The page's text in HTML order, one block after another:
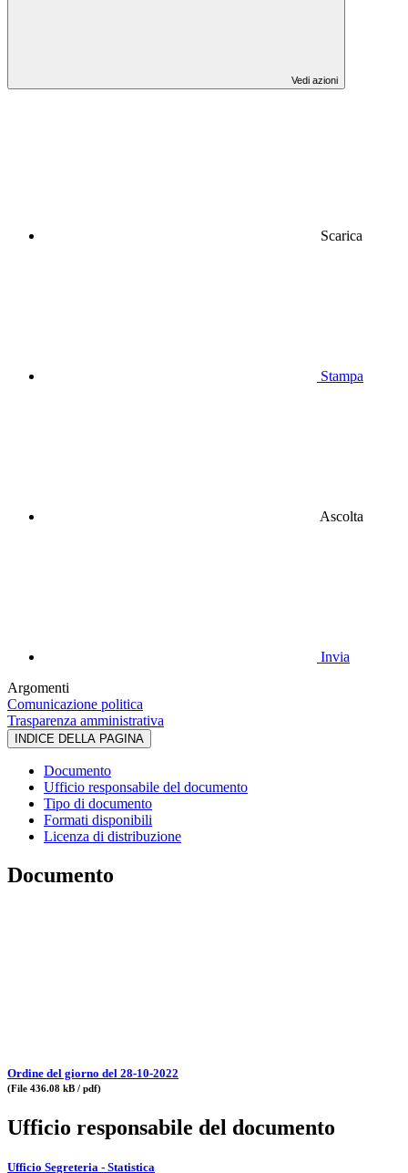
Vedi azioni
Scarica
Stampa
Ascolta
Invia
Argomenti
Comunicazione politica
Trasparenza amministrativa
INDICE DELLA PAGINA
Documento
Ufficio responsabile del documento
Tipo di documento
Formati disponibili
Licenza di distribuzione
Documento
Ordine del giorno del 28-10-2022
(File 436.08 kB / pdf)
Ufficio responsabile del documento
Ufficio Segreteria - Statistica